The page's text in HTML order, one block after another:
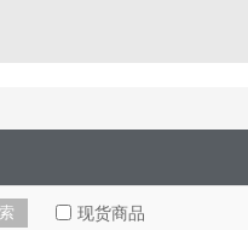
现货商品